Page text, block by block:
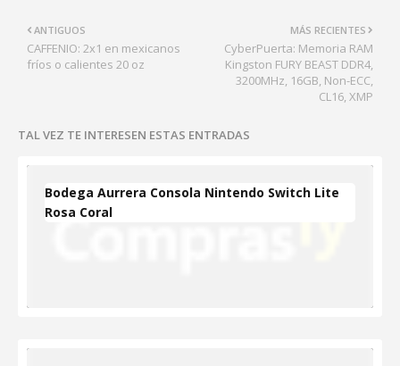
MÁS RECIENTES
CyberPuerta: Memoria RAM
Kingston FURY BEAST DDR4,
3200MHz, 16GB, Non-ECC,
CL16, XMP
ANTIGUOS
CAFFENIO: 2x1 en mexicanos
fríos o calientes 20 oz
TAL VEZ TE INTERESEN ESTAS ENTRADAS
Bodega Aurrera Consola Nintendo Switch Lite
Rosa Coral